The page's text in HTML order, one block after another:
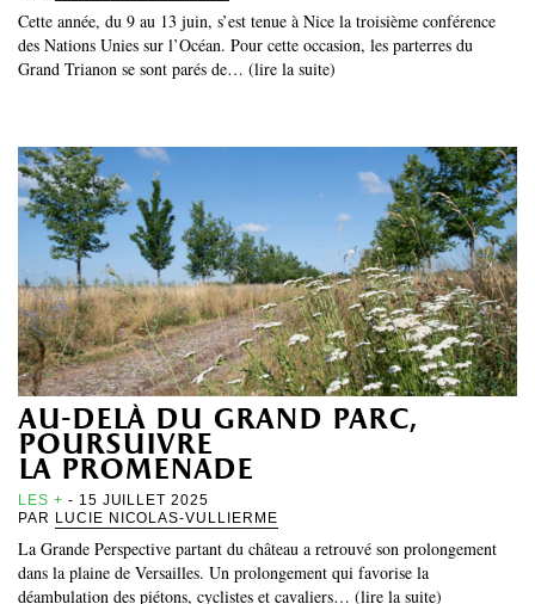
Cette année, du 9 au 13 juin, s’est tenue à Nice la troisième conférence
des Nations Unies sur l’Océan. Pour cette occasion, les parterres du
Grand Trianon se sont parés de… (lire la suite)
au-delà du grand parc,
poursuivre
la promenade
LES + - 15 JUILLET 2025
PAR LUCIE NICOLAS-VULLIERME
La Grande Perspective partant du château a retrouvé son prolongement
dans la plaine de Versailles. Un prolongement qui favorise la
déambulation des piétons, cyclistes et cavaliers… (lire la suite)